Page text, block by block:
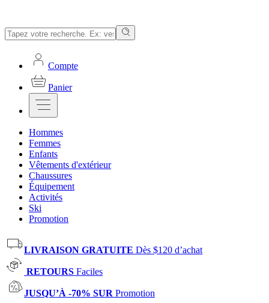
Compte
Panier
Hommes
Femmes
Enfants
Vêtements d'extérieur
Chaussures
Équipement
Activités
Ski
Promotion
LIVRAISON GRATUITE Dès $120 d’achat
RETOURS Faciles
JUSQU’À -70% SUR Promotion